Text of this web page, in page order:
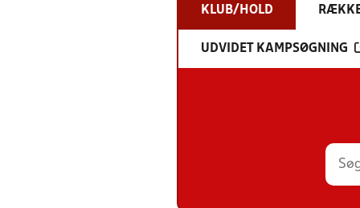
KLUB/HOLD
UDVIDET KAMPSØGNING